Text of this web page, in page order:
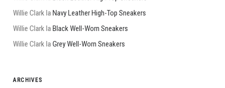
Willie Clark laNavy Leather High-Top Sneakers
Willie Clark laBlack Well-Worn Sneakers
Willie Clark laGrey Well-Worn Sneakers
ARCHIVES